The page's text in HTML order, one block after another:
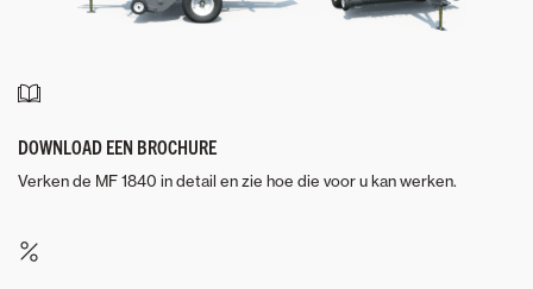
DOWNLOAD EEN BROCHURE
Verken de MF 1840 in detail en zie hoe die voor u kan werken.